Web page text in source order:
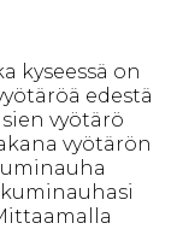
kyseessä on
edestä
vyötärö
vyötärön